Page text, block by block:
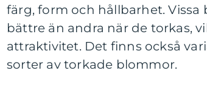
färg, form och hållbarhet.
bättre än andra när de torkas,
attraktivitet. Det finns också
sorter av torkade blommor.